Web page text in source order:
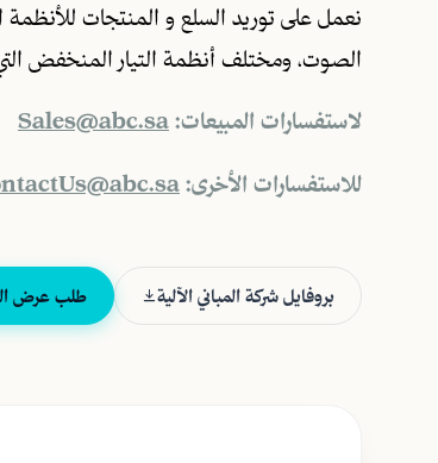
نعمل على توريد السلع و المنتجات للأنظمة
الصوت، ومختلف أنظمة التيار المنخفض
لاستفسارات المبيعات: Sales@abc.sa
للاستفسارات الأخرى:
بروفايل شركة المباني الآلية طلب عرض